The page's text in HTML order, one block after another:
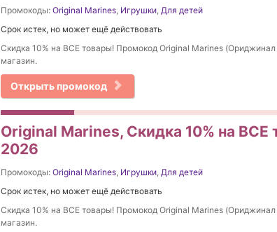
Промокоды: Original Marines, Игрушки, Для детей
Срок истек, но может ещё действовать
Скидка 10% на ВСЕ товары! Промокод Original Marines
магазин.
Открыть промокод
Original Marines, Скидка 10% на
2026
Промокоды: Original Marines, Игрушки, Для детей
Срок истек, но может ещё действовать
Скидка 10% на ВСЕ товары! Промокод Original Marines
магазин.